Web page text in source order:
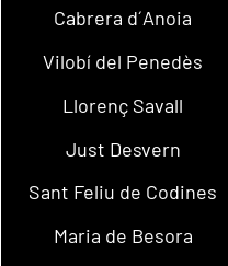
Cabrera d´Anoia
Vilobí del Penedès
Llorenç Savall
Just Desvern
Sant Feliu de Codines
Maria de Besora